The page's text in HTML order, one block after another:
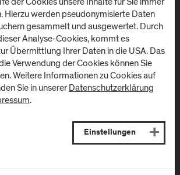
Hierzu werden pseudonymisierte Daten
gesammelt und ausgewertet. Durch
Analyse-Cookies, kommt es
Übermittlung Ihrer Daten in die USA. Das
Verwendung der Cookies können Sie
Weitere Informationen zu Cookies auf
Sie in unsererDatenschutzerklärung
.
Einstellungen